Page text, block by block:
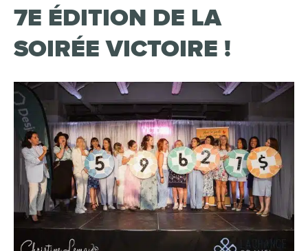
7E ÉDITION DE LA
SOIRÉE VICTOIRE !